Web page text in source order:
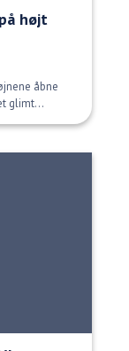
højt
åbne
glimt...